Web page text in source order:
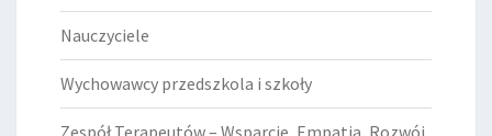
Nauczyciele
Wychowawcy przedszkola i szkoły